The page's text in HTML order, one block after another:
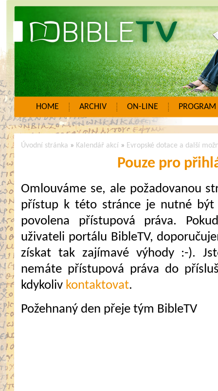
HOME ARCHIV ON-LINE PROGRAM
Úvodní stránka » Kalendář akcí » Evropské dotace a další
Pouze pro
Omlouváme se, ale požadovanou
přístup k této stránce je nutné
povolena přístupová práva.
uživateli portálu BibleTV,
získat tak zajímavé výhody :-).
nemáte přístupová práva do
kdykoliv kontaktovat.
Požehnaný den přeje tým BibleTV